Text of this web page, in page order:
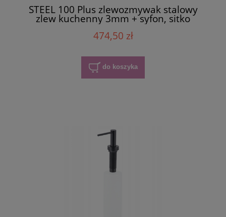
STEEL 100 Plus zlewozmywak stalowy
zlew kuchenny 3mm + syfon, sitko
474,50 zł
do koszyka